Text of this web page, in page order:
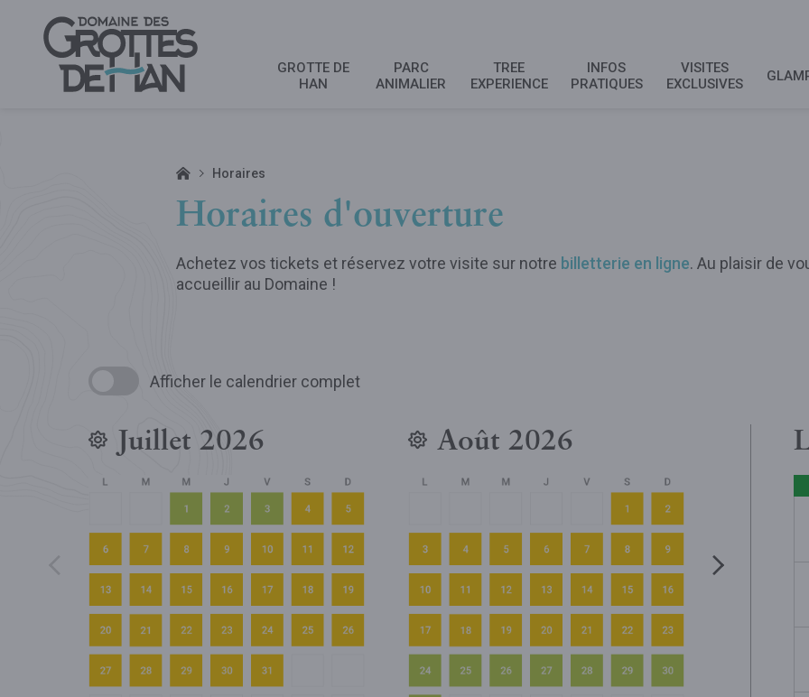
GROTTE DE
HAN
PARC
ANIMALIER
TREE
EXPERIENCE
INFOS
PRATIQUES
VISITES
EXCLUSIVES
Horaires
Horaires d'ouverture
Achetez vos tickets et réservez votre visite sur notre billetterie en ligne. Au plaisir de
accueillir au Domaine !
Juillet 2026 Août 2026